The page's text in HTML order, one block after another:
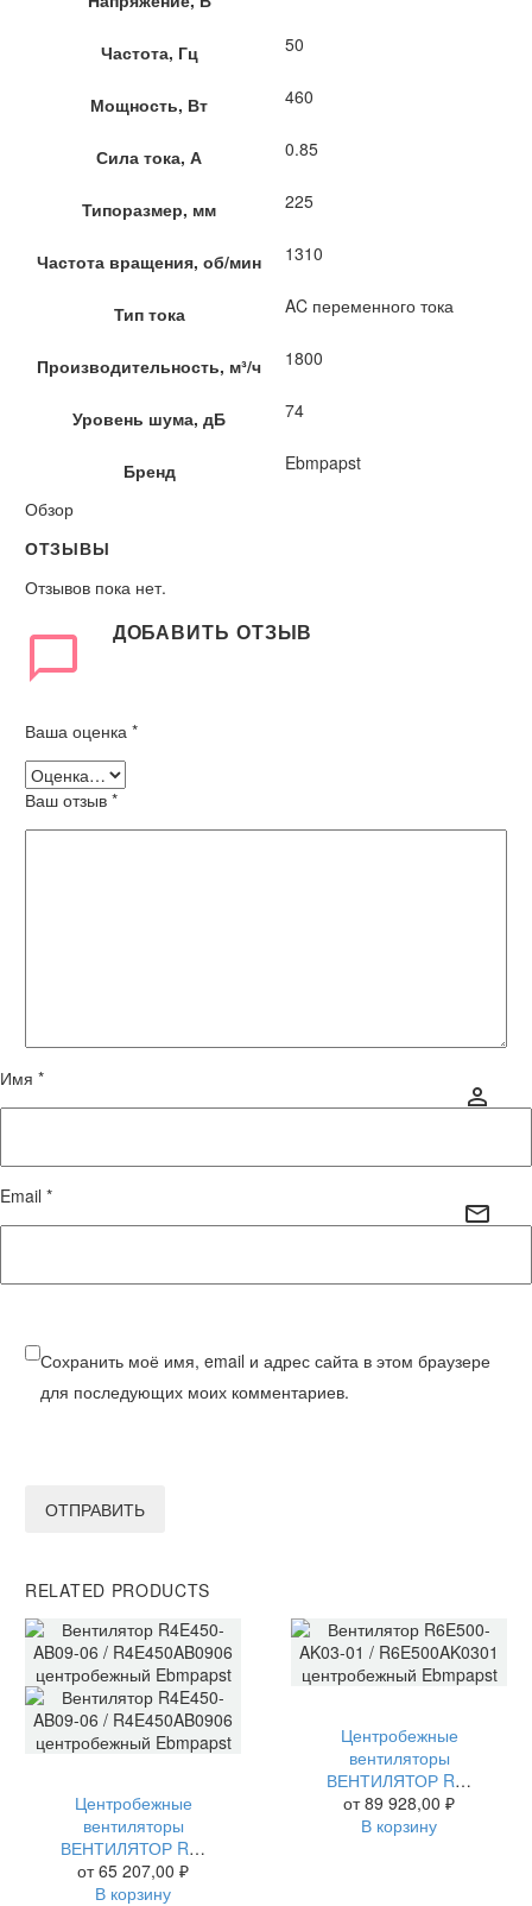
Частота, Гц 50
Мощность, Вт 460
Сила тока, А 0.85
Типоразмер, мм 225
Частота вращения, об/мин 1310
Тип тока AC переменного тока
Производительность, м³/ч 1800
Уровень шума, дБ 74
Бренд
Ebmpapst
Обзор
ОТЗЫВЫ
Отзывов пока нет.
ДОБАВИТЬ ОТЗЫВ
Ваша оценка *
Ваш отзыв *
Имя *
Email *
Сохранить моё имя, email и адрес сайта в этом браузере
для последующих моих комментариев.
ОТПРАВИТЬ
RELATED PRODUCTS
Центробежные
вентиляторы
ВЕНТИЛЯТОР R4E450-AB09-06 / R4E450AB0906 ЦЕНТРОБЕЖНЫЙ EBMPAPST
от65 207,00 ₽
В корзину
Центробежные
вентиляторы
ВЕНТИЛЯТОР R6E500-AK03-01 / R6E500AK0301 ЦЕНТРОБЕЖНЫЙ EBMPAPST
от89 928,00 ₽
В корзину